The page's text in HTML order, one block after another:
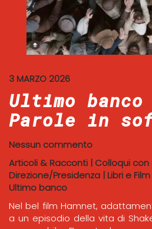
3 MARZO 2026
Ultimo banco
Parole in
Nessun commento
Articoli & Racconti | Colloqui con
Direzione/Presidenza | Libri e Film
Ultimo banco
Nel bel film Hamnet,
a un episodio della vita di